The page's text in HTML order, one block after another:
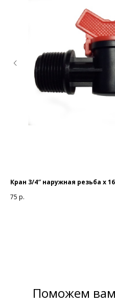
Кран 3/4″ наружная резьба х
75 р.
Поможем